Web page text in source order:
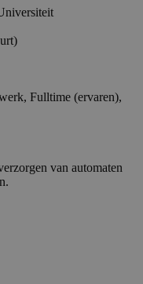
Fulltime (ervaren),
van automaten